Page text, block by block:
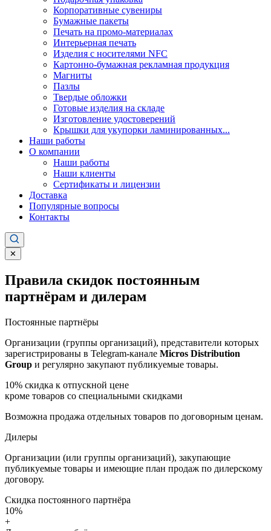
Корпоративные сувениры
Бумажные пакеты
Печать на промо-материалах
Интерьерная печать
Изделия с носителями NFC
Картонно-бумажная рекламная продукция
Магниты
Пазлы
Твердые обложки
Готовые изделия на складе
Изготовление удостоверений
Крышки для укупорки ламинированных...
Наши работы
О компании
Наши работы
Наши клиенты
Сертификаты и лицензии
Доставка
Популярные вопросы
Контакты
✕
Правила скидок постоянным
партнёрам и дилерам
Постоянные партнёры
Организации (группы организаций), представители которых
зарегистрированы в Telegram-канале Micros Distribution
Group и регулярно закупают публикуемые товары.
10% скидка к отпускной цене
кроме товаров со специальными скидками
Возможна продажа отдельных товаров по договорным ценам.
Дилеры
Организации (или группы организаций), закупающие
публикуемые товары и имеющие план продаж по дилерскому
договору.
Скидка постоянного партнёра
10%
+